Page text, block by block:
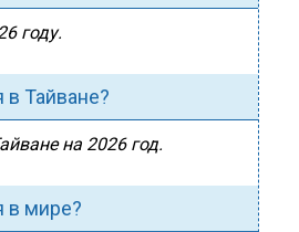
году.
в Тайване?
на 2026 год.
в мире?